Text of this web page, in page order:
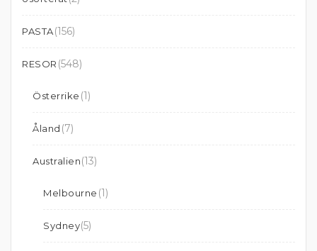
PASTA(156)
RESOR (548)
Österrike (1)
Åland (7)
Australien(13)
Melbourne (1)
Sydney(5)